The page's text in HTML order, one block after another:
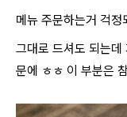
메뉴 주문하는거 걱
그대로 드셔도 되는데
문에 ㅎㅎ 이 부분은